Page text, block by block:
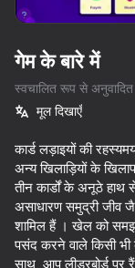
Call Dandy world now!
50
36
गेम के बारे में
स्वचालित रूप से अनुवादित
मूल दिखाएँ
कार्ड लड़ाइयों की
अन्य खिलाड़ियों के
तीन कार्डों के अनूठे हाथ
असाधारण समुद्री जीव
शामिल हैं । खेल को
पसंद करने वाले किसी भी
साथ, आप लीडरबोर्ड पर